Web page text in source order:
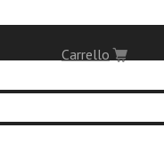
Carrello